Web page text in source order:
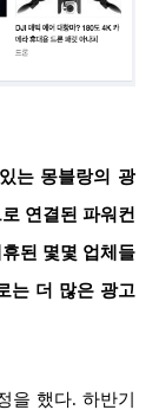
는 몽블랑의 광
연결된 파워컨
된 몇몇 업체들
는 더 많은 광고
을 했다. 하반기